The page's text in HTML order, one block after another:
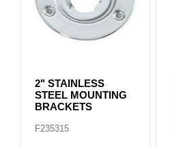
2" STAINLESS
STEEL MOUNTING
BRACKETS
F235315